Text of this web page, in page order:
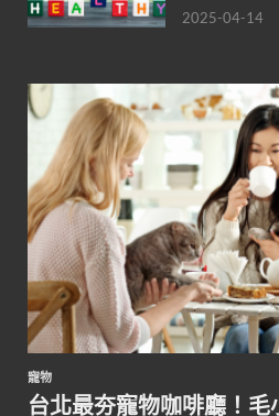
2025-04-14
寵物
台北最夯寵物咖啡廳！